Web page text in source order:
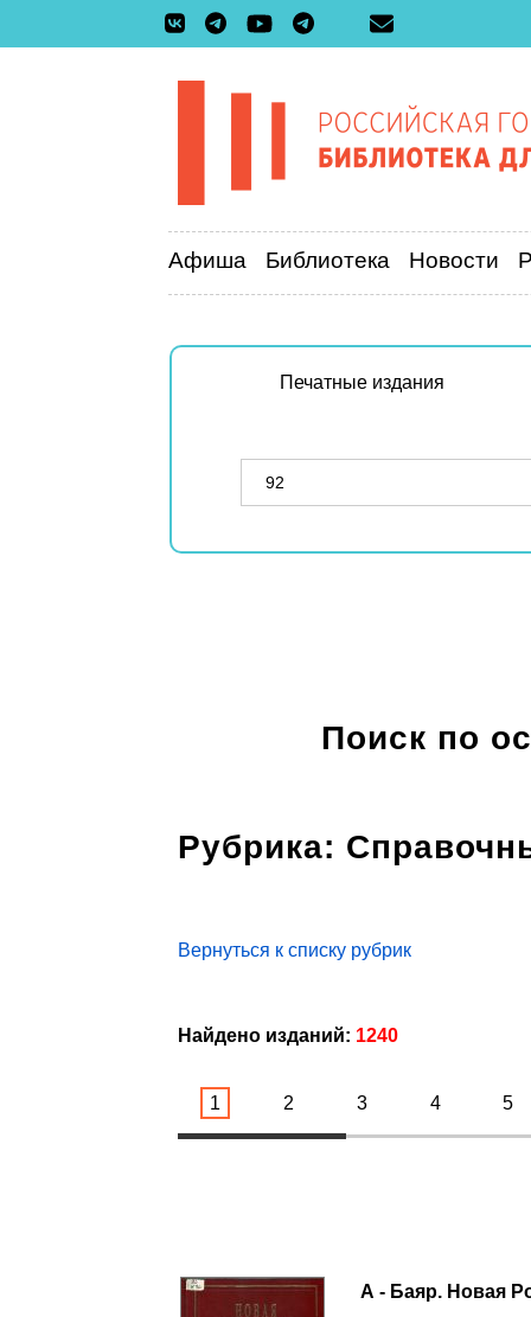
Афиша Библиотека Новости
Печатные издания
Поиск по
Рубрика:
Вернуться к списку рубрик
Найдено изданий: 1240
1 2 3 4 5
А - Баяр. Новая